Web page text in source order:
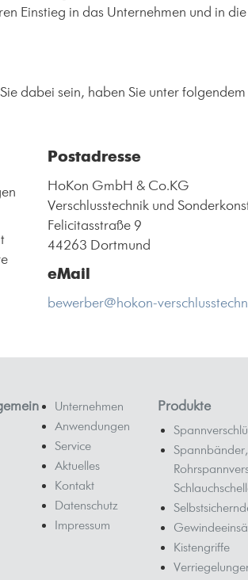
Einstieg in das Unternehmen und in
dabei sein, haben Sie unter
Postadresse
HoKon GmbH & Co.KG
Verschlusstechnik und
Felicitasstraße 9
44263 Dortmund
eMail
bewerber@hokon-
Unternehmen
Anwendungen
Service
Aktuelles
Kontakt
Datenschutz
Impressum
Produkte
Spannbänder,
Kistengriffe